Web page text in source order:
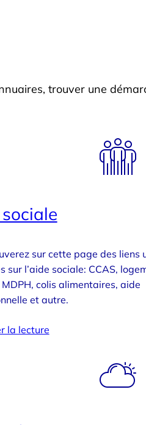
trouver une
sur cette page des liens
sur l’aide sociale: CCAS,
colis alimentaires, aide
et autre.
la lecture